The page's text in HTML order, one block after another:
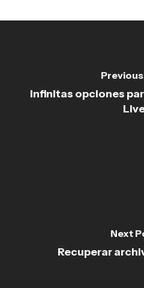
Infinitas opciones
Next
Recuperar